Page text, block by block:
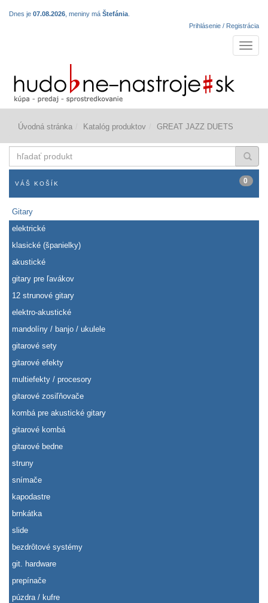
Dnes je 07.08.2026 , meniny má Štefánia
Prihlásenie / Registrácia
Úvodná stránka Katalóg produktov GREAT JAZZ DUETS
produkt
VÁŠ KOŠÍK 0
Gitary
elektrické
klasické (španielky)
akustické
gitary pre ľavákov
12 strunové gitary
elektro-akustické
mandolíny / banjo / ukulele
gitarové sety
gitarové efekty
multiefekty / procesory
gitarové zosiľňovače
kombá pre akustické gitary
gitarové kombá
gitarové bedne
struny
snímače
kapodastre
brnkátka
slide
bezdrôtové systémy
git. hardware
prepínače
púzdra / kufre